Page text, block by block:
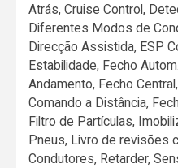
Atrás, Cruise Control,
Diferentes Modos de
Direcção Assistida, ESP
Estabilidade, Fecho
Andamento, Fecho
Comando a Distância,
Filtro de Partículas,
Pneus, Livro de revisões
Condutores, Retarder,